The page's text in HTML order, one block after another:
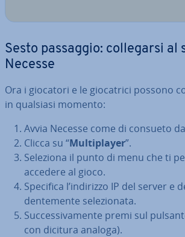
Sesto passaggio: col­le­gar­si al
Necesse
Ora i giocatori e le gio­ca­tri­ci possono
in qualsiasi momento:
Avvia Necesse come di consueto
Clicca su “Mul­ti­player”.
Seleziona il punto di menu che ti
accedere al gioco.
Specifica l’indirizzo IP del server e
den­te­men­te se­le­zio­na­ta.
Suc­ces­si­va­men­te premi sul
con dicitura analoga).